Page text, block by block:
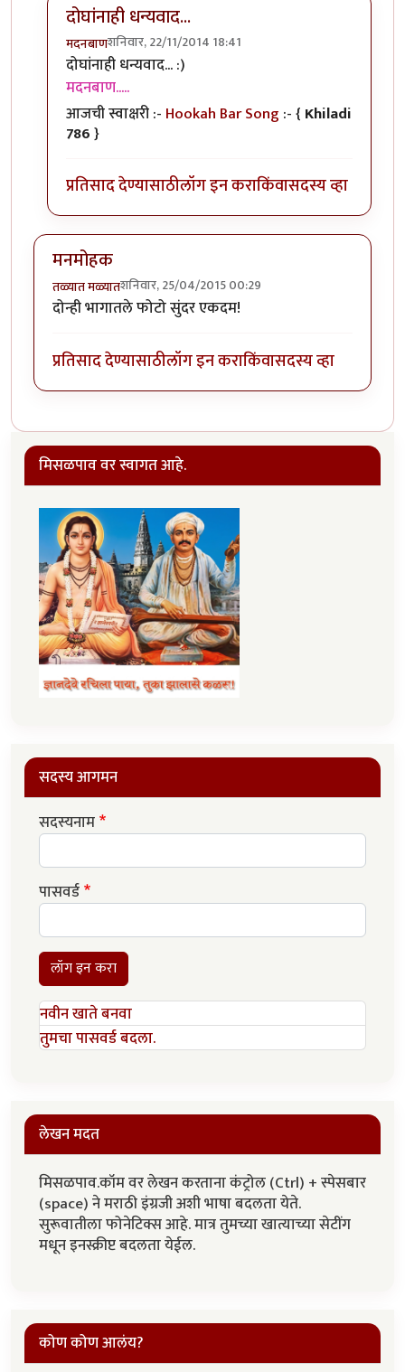
दोघांनाही धन्यवाद...
मदनबाणशनिवार, 22/11/2014 18:41
In reply toब्लू मॉरमॉनचा फोटो फारच छान
दोघांनाही धन्यवाद... :)
मदनबाण.....
आजची स्वाक्षरी :- Hookah Bar Song :- { Khiladi
786}
प्रतिसाद देण्यासाठीलॉग इन कराकिंवासदस्य व्हा
मनमोहक
तळ्यात मळ्यातशनिवार, 25/04/2015 00:29
दोन्ही भागातले फोटो सुंदर एकदम!
प्रतिसाद देण्यासाठीलॉग इन कराकिंवासदस्य व्हा
मिसळपाव वर स्वागत आहे.
सदस्य आगमन
सदस्यनाम
पासवर्ड
लॉग इन करा
नवीन खाते बनवा
तुमचा पासवर्ड बदला.
लेखन मदत
मिसळपाव.कॉम वर लेखन करताना कंट्रोल (Ctrl) + स्पेसबार
(space) ने मराठी इंग्रजी अशी भाषा बदलता येते.
सुरूवातीला फोनेटिक्स आहे. मात्र तुमच्या खात्याच्या सेटींग
मधून इनस्क्रीप्ट बदलता येईल.
कोण कोण आलंय?